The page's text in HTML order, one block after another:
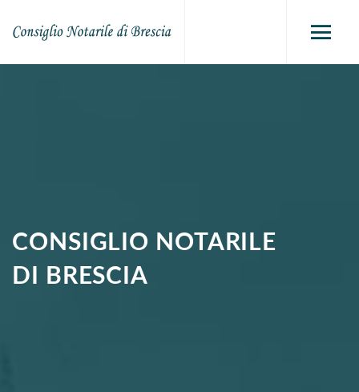
CONSIGLIO NOTARILE
DI BRESCIA